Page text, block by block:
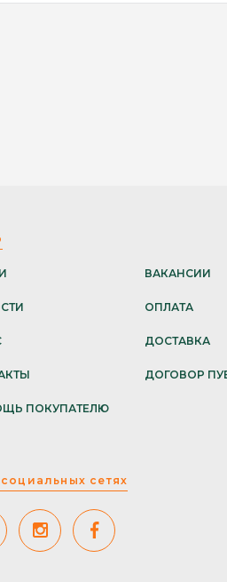
ПОКУПАТЕЛЮ
ВАКАНСИИ
ОПЛАТА
ДОСТАВКА
ДОГОВОР
сетях